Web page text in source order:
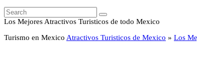
Search
Submit
Los Mejores Atractivos Turisticos de todo Mexico
Turismo en Mexico Atractivos Turisticos de Mexico » Los